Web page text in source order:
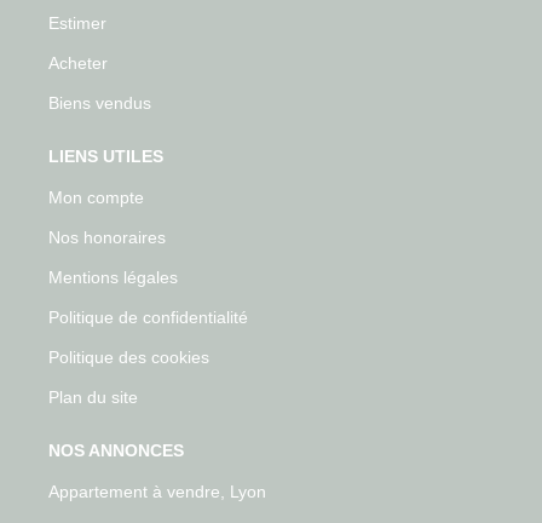
Estimer
Acheter
Biens vendus
LIENS UTILES
Mon compte
Nos honoraires
Mentions légales
Politique de confidentialité
Politique des cookies
Plan du site
NOS ANNONCES
Appartement à vendre, Lyon